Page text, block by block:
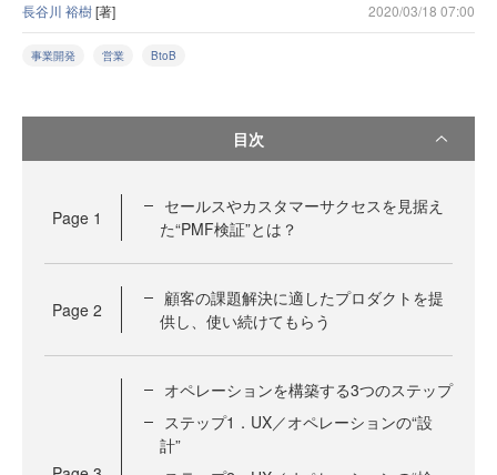
長谷川 裕樹[著] 2020/03/18 07:00
事業開発 営業 BtoB
目次
Page 1
セールスやカスタマーサクセスを見据え
た“PMF検証”とは？
Page 2
顧客の課題解決に適したプロダクトを提
供し、使い続けてもらう
オペレーションを構築する3つのステップ
ステップ1．UX／オペレーションの“設
計”